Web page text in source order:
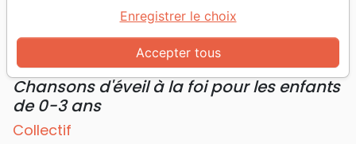
Minicell' [CD] - Chansons d'éveil à la foi pour les
Minicell' [CD]
Chansons d'éveil à la foi pour les enfants
de 0-3 ans
Collectif
Accepter tous
Enregistrer le choix